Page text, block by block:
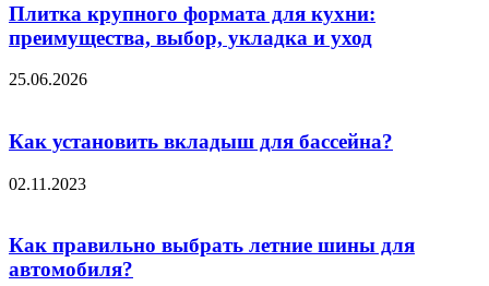
Плитка крупного формата для кухни:
преимущества, выбор, укладка и уход
25.06.2026
Как установить вкладыш для бассейна?
02.11.2023
Как правильно выбрать летние шины для
автомобиля?